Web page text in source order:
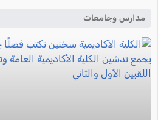
مدارس وجامعات